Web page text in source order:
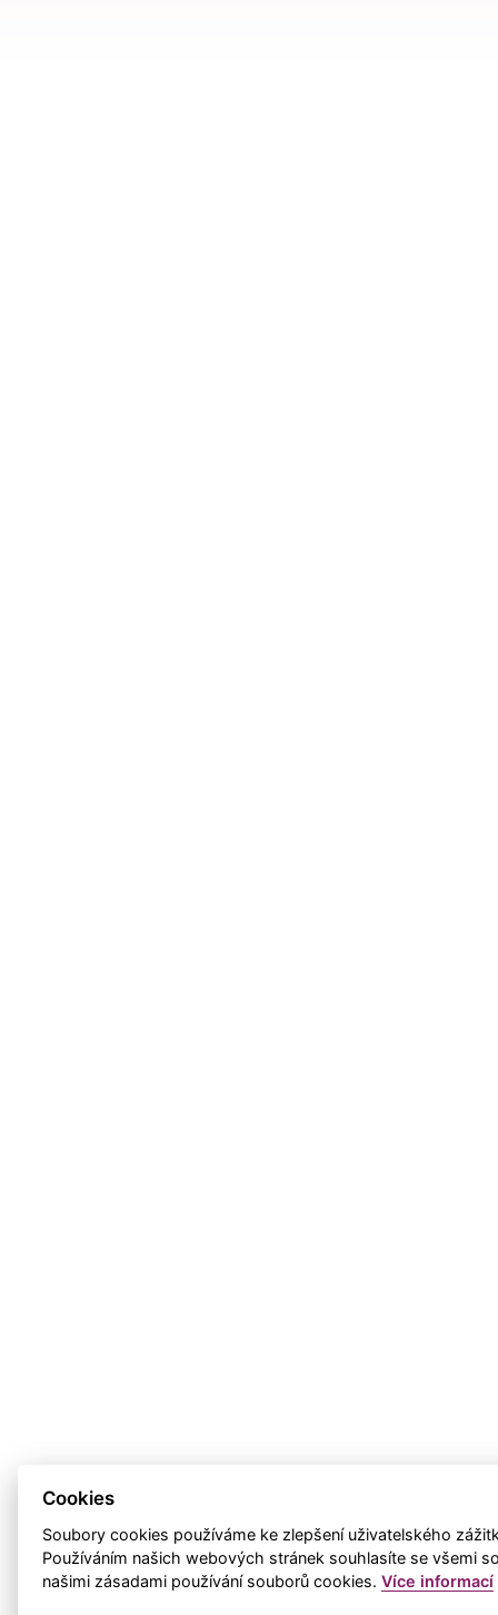
Cookies
Soubory cookies používáme ke zlepšení uživatelského
Používáním našich webových stránek souhlasíte se všemi
našimi zásadami používání souborů cookies.Více informací